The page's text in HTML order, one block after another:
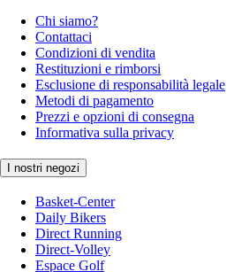
Chi siamo?
Contattaci
Condizioni di vendita
Restituzioni e rimborsi
Esclusione di responsabilità legale
Metodi di pagamento
Prezzi e opzioni di consegna
Informativa sulla privacy
I nostri negozi
Basket-Center
Daily Bikers
Direct Running
Direct-Volley
Espace Golf